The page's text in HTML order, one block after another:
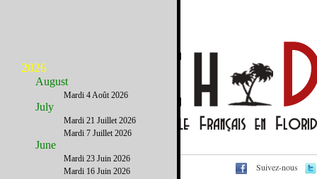
Voir cet email sur le site Suivez-nous
2026
August
Mardi 4 Août 2026
July
Mardi 21 Juillet 2026
Mardi 7 Juillet 2026
June
Mardi 23 Juin 2026
Mardi 16 Juin 2026